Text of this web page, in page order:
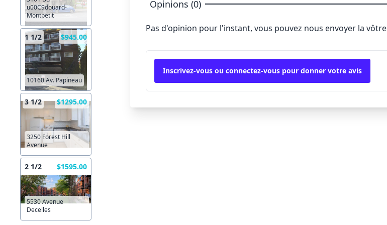
u00C9douard-
Montpetit
1 1/2 $945.00
10160 Av. Papineau
3 1/2 $1295.00
3250 Forest Hill
Avenue
2 1/2 $1595.00
5530 Avenue
Decelles
Opinions (0)
Pas d'opinion pour l'instant, vous pouvez nous envoyer la vôtre
Inscrivez-vous ou connectez-vous pour donner votre avis